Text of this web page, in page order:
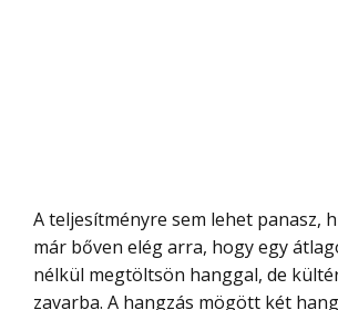
A teljesítményre sem lehet panasz, hiszen a 80W
már bőven elég arra, hogy egy
nélkül megtöltsön hanggal, de
zavarba. A hangzás mögött két